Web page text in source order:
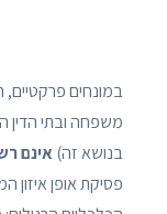
במונחים
משפחה ובתי הדין
בנושא זה) אינם
פסיקת אופן איזון